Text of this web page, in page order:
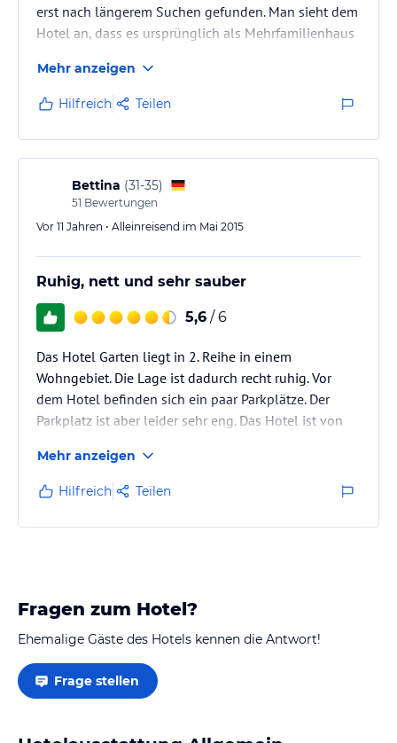
erst nach längerem Suchen gefunden. Man sieht dem
Hotel an, dass es ursprünglich als Mehrfamilienhaus
wurde. Das Zimmer war groß und blitzsauber. Es war
sogar noch ein Klappbett für einen dritten Gast mit
drin. Im Zimmer standen ein Wasserkocher und ein
Schälchen mit verschiedenen Teesorten.
Das Frühstücksbuffet war zwar recht klein, aber
völlig…
Mehr anzeigen
Hilfreich Teilen
Bettina (31-35)
51 Bewertungen
Vor 11 Jahren • Alleinreisend im Mai 2015
Ruhig, nett und sehr sauber
5,6 / 6
Das Hotel Garten liegt in 2. Reihe in einem
Wohngebiet. Die Lage ist dadurch recht ruhig. Vor
dem Hotel befinden sich ein paar Parkplätze. Der
Parkplatz ist aber leider sehr eng. Das Hotel ist von
etwas schwer getan es zu finden.
Ich hatte ein Einzelzimmer, was im Vergleich zu
anderen Hotels recht groß war. Es war liebevoll
eingerichtet. Leider war mir die Matratze etwas zu
Mehr anzeigen
Hilfreich Teilen
Fragen zum Hotel?
Ehemalige Gäste des Hotels kennen die Antwort!
Frage stellen